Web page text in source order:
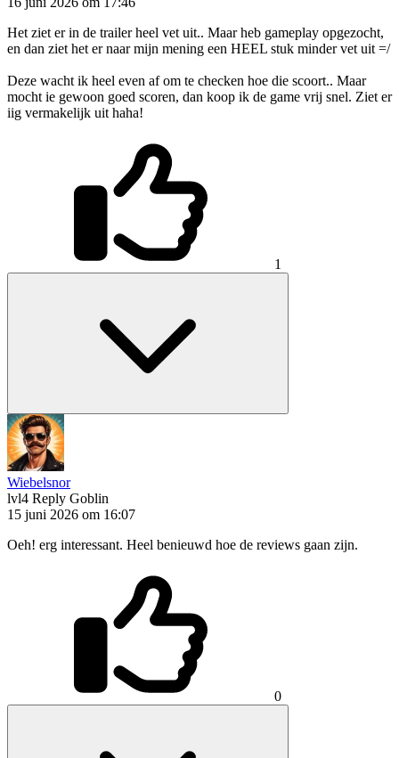
Het ziet er in de trailer heel vet uit.. Maar heb gameplay opgezocht,
en dan ziet het er naar mijn mening een HEEL stuk minder vet uit =/
Deze wacht ik heel even af om te checken hoe die scoort.. Maar
mocht ie gewoon goed scoren, dan koop ik de game vrij snel. Ziet er
iig vermakelijk uit haha!
1
Wiebelsnor
lvl4 Reply Goblin
15 juni 2026 om 16:07
Oeh! erg interessant. Heel benieuwd hoe de reviews gaan zijn.
0